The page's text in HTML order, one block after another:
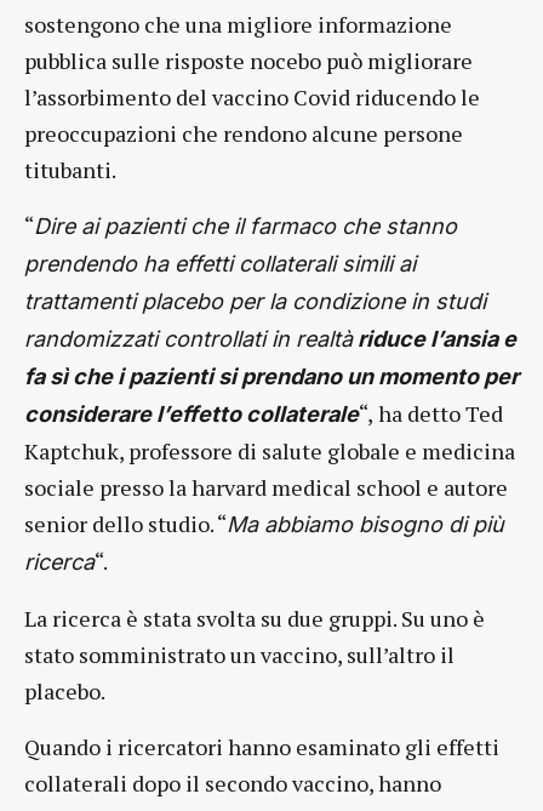
sostengono che una migliore informazione
pubblica sulle risposte nocebo può migliorare
l’assorbimento del vaccino Covid riducendo le
preoccupazioni che rendono alcune persone
titubanti.
“Dire ai pazienti che il farmaco che stanno
prendendo ha effetti collaterali simili ai
trattamenti placebo per la condizione in studi
randomizzati controllati in realtàriduce l’ansia e
fa sì che i pazienti si prendano un momento per
considerare l’effetto collaterale“, ha detto Ted
Kaptchuk, professore di salute globale e medicina
sociale presso la harvard medical school e autore
senior dello studio. “Ma abbiamo bisogno di più
ricerca“.
La ricerca è stata svolta su due gruppi. Su uno è
stato somministrato un vaccino, sull’altro il
placebo.
Quando i ricercatori hanno esaminato gli effetti
collaterali dopo il secondo vaccino, hanno